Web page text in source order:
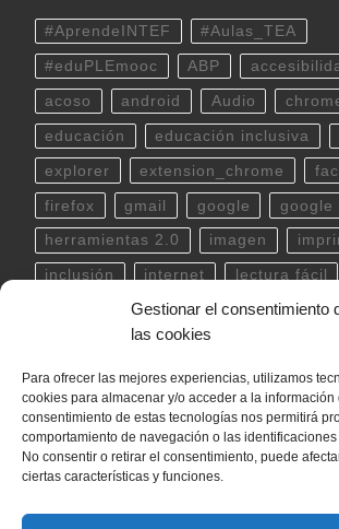
Gestionar el consentimiento
las cookies
Para ofrecer las mejores experiencias, utilizamos
cookies para almacenar y/o acceder a la información
consentimiento de estas tecnologías nos permitirá
comportamiento de navegación o las
No consentir o retirar el consentimiento, puede
ciertas características y funciones.
#AprendeINTEF #Aulas_TEA
#eduPLEmooc ABP
acoso android Audio
educación educación inclusiva
explorer extension_chrome
firefox gmail google google
herramientas 2.0 imagen
inclusión internet lectura fácil
linux musica
powerpoint scratch
teclado Telegram terminal
ubuntu video WhatsApp
word YouTube